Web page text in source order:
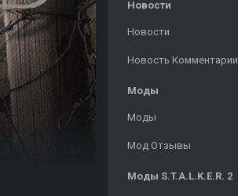
Новости
Новости
Новость Комментарии
Моды
Моды
Мод Отзывы
Моды S.T.A.L.K.E.R. 2